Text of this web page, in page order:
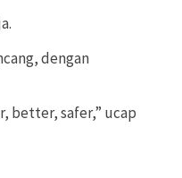
dengan
better, safer,” ucap